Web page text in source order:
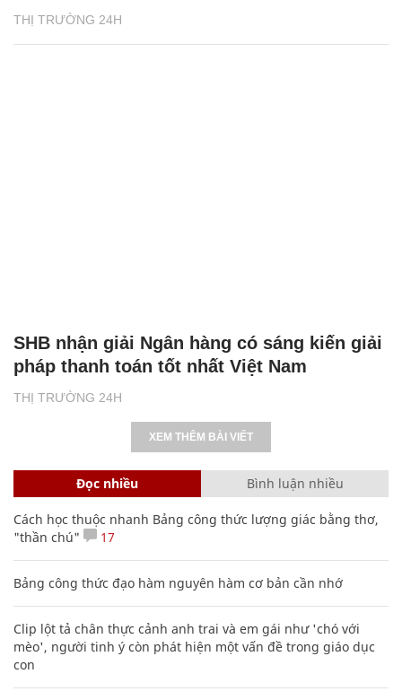
THỊ TRƯỜNG 24H
THỊ TRƯỜNG 24H
SHB nhận giải Ngân hàng có sáng kiến giải
pháp thanh toán tốt nhất Việt Nam
XEM THÊM BÀI VIẾT
Đọc nhiều Bình luận nhiều
Cách học thuộc nhanh Bảng công thức lượng giác bằng thơ,
"thần chú"
17
Bảng công thức đạo hàm nguyên hàm cơ bản cần nhớ
Clip lột tả chân thực cảnh anh trai và em gái như 'chó với
mèo', người tinh ý còn phát hiện một vấn đề trong giáo dục
con